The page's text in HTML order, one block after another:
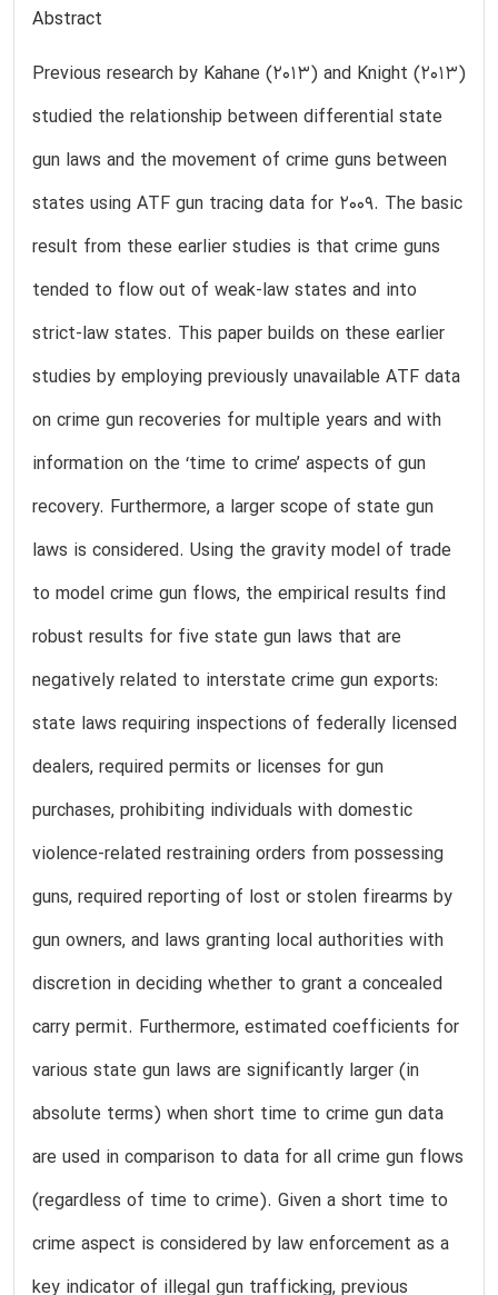
Abstract
Previous research by Kahane (2013) and Knight (2013)
studied the relationship between differential state
gun laws and the movement of crime guns between
states using ATF gun tracing data for 2009. The basic
result from these earlier studies is that crime guns
tended to flow out of weak-law states and into
strict-law states. This paper builds on these earlier
studies by employing previously unavailable ATF data
on crime gun recoveries for multiple years and with
information on the ‘time to crime’ aspects of gun
recovery. Furthermore, a larger scope of state gun
laws is considered. Using the gravity model of trade
to model crime gun flows, the empirical results find
robust results for five state gun laws that are
negatively related to interstate crime gun exports:
state laws requiring inspections of federally licensed
dealers, required permits or licenses for gun
purchases, prohibiting individuals with domestic
violence-related restraining orders from possessing
guns, required reporting of lost or stolen firearms by
gun owners, and laws granting local authorities with
discretion in deciding whether to grant a concealed
carry permit. Furthermore, estimated coefficients for
various state gun laws are significantly larger (in
absolute terms) when short time to crime gun data
are used in comparison to data for all crime gun flows
(regardless of time to crime). Given a short time to
crime aspect is considered by law enforcement as a
key indicator of illegal gun trafficking, previous